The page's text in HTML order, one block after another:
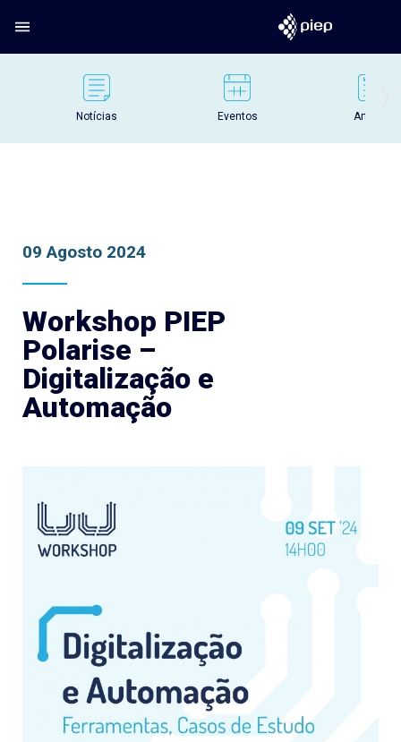
Notícias Eventos Artigos
09 Agosto 2024
Workshop PIEP
Polarise –
Digitalização e
Automação